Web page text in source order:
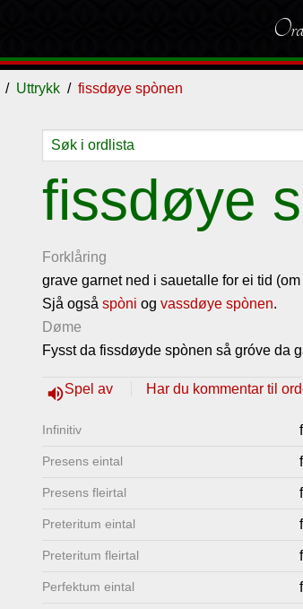
Uttrykk fissdøye spònen
fissdøye
Forklåring
grave garnet ned i sauetalle for ei tid
Sjå også spòni og vassdøye spònen.
Døme
Fysst da fissdøyde spònen så gróve da
volume_upSpel av Har du kommentar til
Infinitiv
Presens eintal
Presens fleirtal
Preteritum eintal
Preteritum fleirtal
Perfektum eintal